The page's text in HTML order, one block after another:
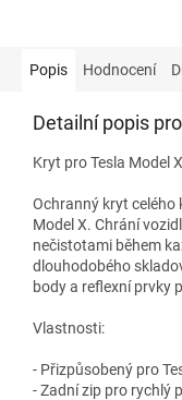
Popis Hodnocení
Detailní popis
Kryt pro Tesla Model
Ochranný kryt celého
Model X. Chrání
nečistotami během
dlouhodobého
body a reflexní prvky
Vlastnosti:
- Přizpůsobený pro
- Zadní zip pro rychlý